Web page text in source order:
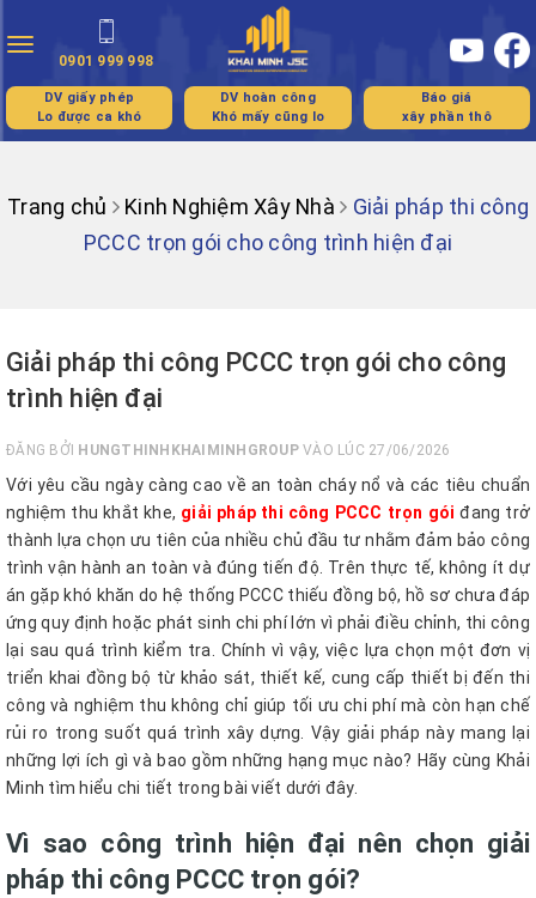
Toggle
navigation
0901 999 998
DV giấy phép
Lo được ca khó
DV hoàn công
Khó mấy cũng lo
Báo giá
xây phần thô
Trang chủ Kinh Nghiệm Xây Nhà
Giải pháp thi công
PCCC trọn gói cho công trình hiện đại
Giải pháp thi công PCCC trọn gói cho công
trình hiện đại
ĐĂNG BỞI HUNGTHINHKHAIMINHGROUPVÀO LÚC 27/06/2026
Với yêu cầu ngày càng cao về an toàn cháy nổ và các tiêu chuẩn
nghiệm thu khắt khe, giải pháp thi công PCCC trọn gói đang trở
thành lựa chọn ưu tiên của nhiều chủ đầu tư nhằm đảm bảo công
trình vận hành an toàn và đúng tiến độ. Trên thực tế, không ít dự
án gặp khó khăn do hệ thống PCCC thiếu đồng bộ, hồ sơ chưa đáp
ứng quy định hoặc phát sinh chi phí lớn vì phải điều chỉnh, thi công
lại sau quá trình kiểm tra. Chính vì vậy, việc lựa chọn một đơn vị
triển khai đồng bộ từ khảo sát, thiết kế, cung cấp thiết bị đến thi
công và nghiệm thu không chỉ giúp tối ưu chi phí mà còn hạn chế
rủi ro trong suốt quá trình xây dựng. Vậy giải pháp này mang lại
những lợi ích gì và bao gồm những hạng mục nào? Hãy cùng Khải
Minh tìm hiểu chi tiết trong bài viết dưới đây.
Vì sao công trình hiện đại nên chọn giải
pháp thi công PCCC trọn gói?